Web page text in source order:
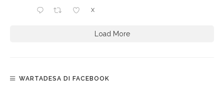
X
Load More
WARTADESA DI FACEBOOK